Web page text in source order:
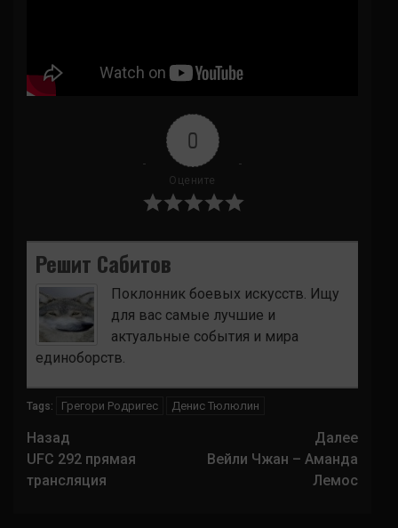
0
Оцените
Решит Сабитов
Поклонник боевых искусств. Ищу
для вас самые лучшие и
актуальные события и мира
единоборств.
Tags: Грегори Родригес Денис Тюлюлин
Навигация
записи
Назад
UFC 292 прямая
трансляция
Далее
Вейли Чжан – Аманда
Лемос